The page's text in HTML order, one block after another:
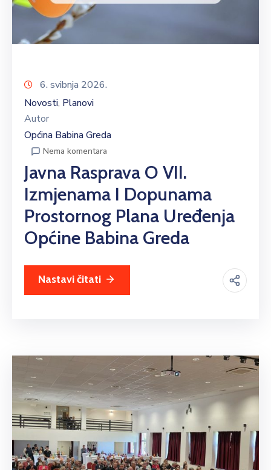
6. svibnja 2026.
Novosti‚ Planovi
Autor
Općina Babina Greda
Nema komentara
Javna Rasprava O VII.
Izmjenama I Dopunama
Prostornog Plana Uređenja
Općine Babina Greda
Nastavi čitati